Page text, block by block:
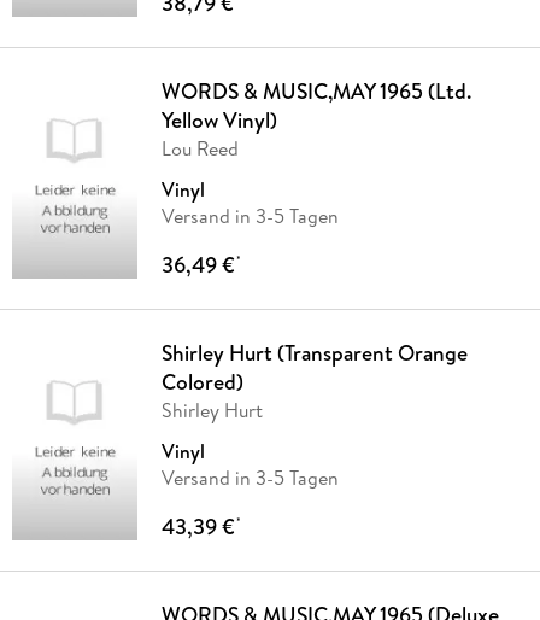
WORDS & MUSIC,MAY 1965 (Ltd.
Yellow Vinyl)
Lou Reed
Vinyl
Versand in 3-5 Tagen
36,49 €*
Shirley Hurt (Transparent Orange
Colored)
Shirley Hurt
Vinyl
Versand in 3-5 Tagen
43,39 €*